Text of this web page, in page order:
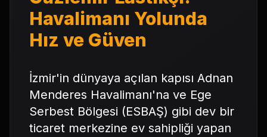
Havalimanı Yolunda
Hız ve Güven
İzmir'in dünyaya açılan kapısı Adnan
Menderes Havalimanı'na ve Ege
Serbest Bölgesi (ESBAŞ) gibi dev bir
ticaret merkezine ev sahipliği yapan